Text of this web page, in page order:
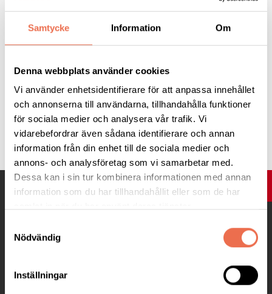
Samtycke Information Om
Denna webbplats använder cookies
Vi använder enhetsidentifierare för att anpassa innehållet
och annonserna till användarna, tillhandahålla funktioner
för sociala medier och analysera vår trafik. Vi
vidarebefordrar även sådana identifierare och annan
information från din enhet till de sociala medier och
annons- och analysföretag som vi samarbetar med.
Dessa kan i sin tur kombinera informationen med annan
information som du har tillhandahållit eller som de har
Nödvändig
Inställningar
25 maj 2019
Stockholms Län.